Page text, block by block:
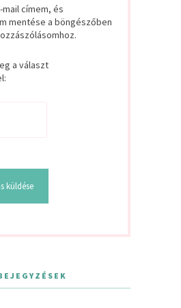
címem, és
mentése a böngészőben
a választ